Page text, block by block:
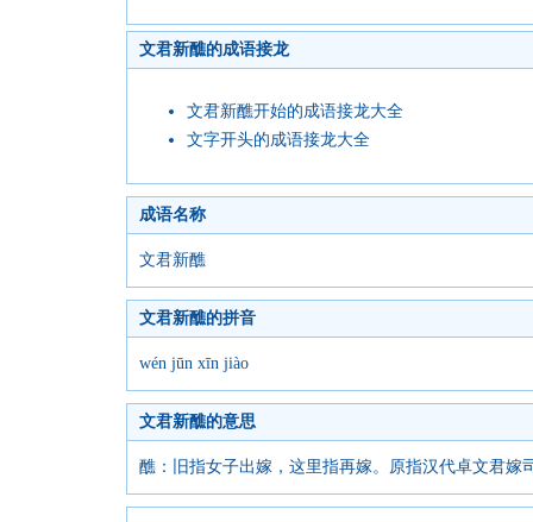
文君新醮的成语接龙
文君新醮开始的成语接龙大全
文字开头的成语接龙大全
成语名称
文君新醮
文君新醮的拼音
wén jūn xīn jiào
文君新醮的意思
醮：旧指女子出嫁，这里指再嫁。原指汉代卓文君嫁